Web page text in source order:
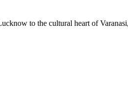
to the cultural heart of